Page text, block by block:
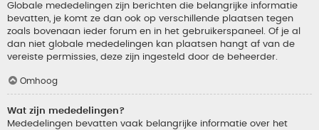
Globale mededelingen zijn berichten die belangrijke informatie
bevatten, je komt ze dan ook op verschillende plaatsen tegen
zoals bovenaan ieder forum en in het gebruikerspaneel. Of je al
dan niet globale mededelingen kan plaatsen hangt af van de
vereiste permissies, deze zijn ingesteld door de beheerder.
Omhoog
Wat zijn mededelingen?
Mededelingen bevatten vaak belangrijke informatie over het